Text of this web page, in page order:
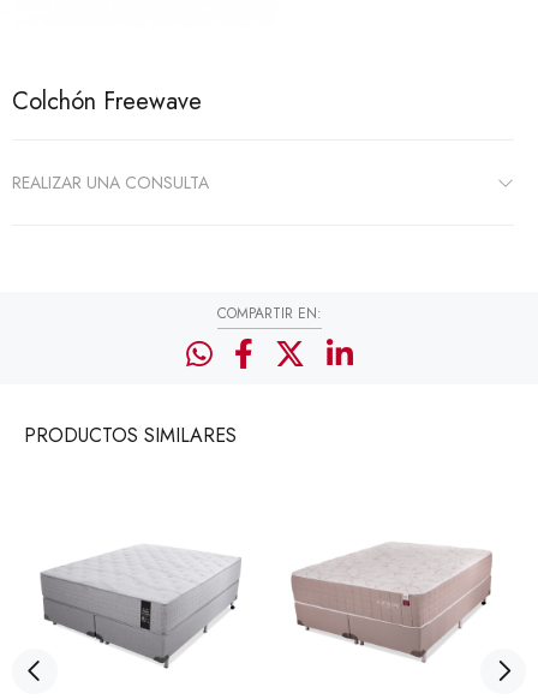
Colchón Freewave
REALIZAR UNA CONSULTA
COMPARTIR EN:
PRODUCTOS SIMILARES